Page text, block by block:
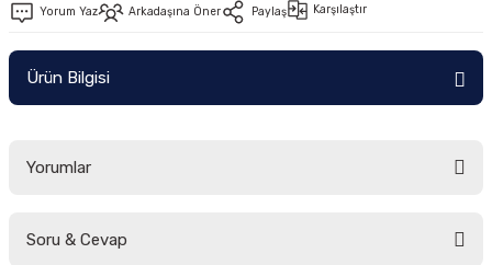
Yorum Yaz Arkadaşına Öner Paylaş Karşılaştır
Ürün Bilgisi
Yorumlar
Soru & Cevap